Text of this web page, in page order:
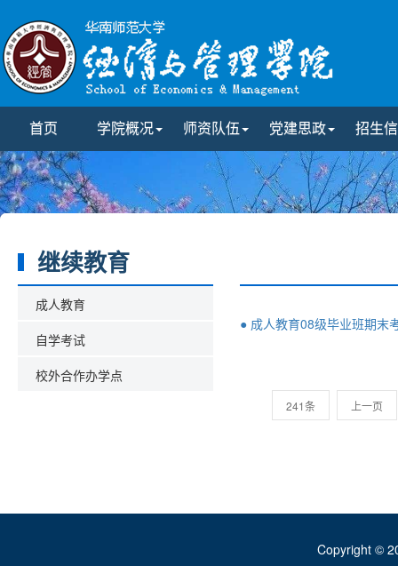
首页 学院概况 师资队伍 党建思政 招生
继续教育
成人教育
自学考试
校外合作办学点
● 成人教育08级毕业班期末
241条 上一页
Copyright ©